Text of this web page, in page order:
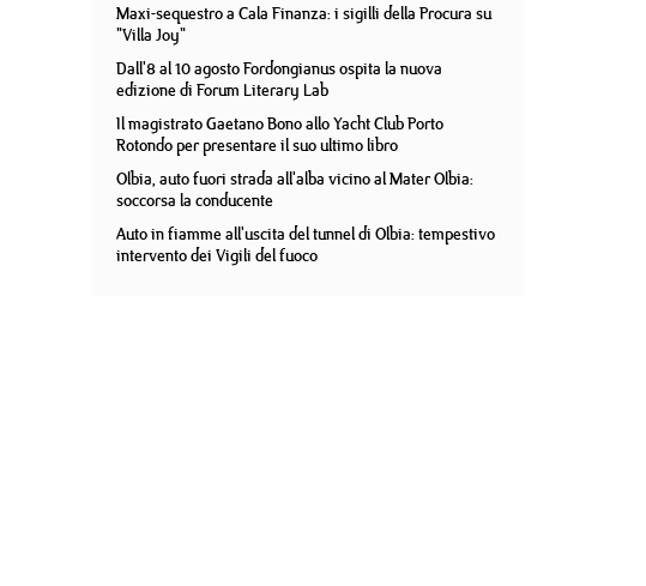
Maxi-sequestro a Cala Finanza: i sigilli della Procura su
"Villa Joy"
Dall'8 al 10 agosto Fordongianus ospita la nuova
edizione di Forum Literary Lab
Il magistrato Gaetano Bono allo Yacht Club Porto
Rotondo per presentare il suo ultimo libro
Olbia, auto fuori strada all'alba vicino al Mater Olbia:
soccorsa la conducente
Auto in fiamme all'uscita del tunnel di Olbia: tempestivo
intervento dei Vigili del fuoco